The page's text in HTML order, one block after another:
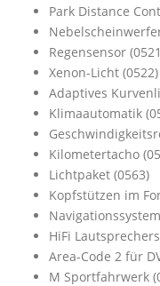
Park Distance
Regensensor
Xenon-Licht (0522)
Adaptives
Klimaautomatik
Kilometertacho
Lichtpaket (0563)
Kopfstützen im
HiFi
Area-Code 2 für
M Sportfahrwerk